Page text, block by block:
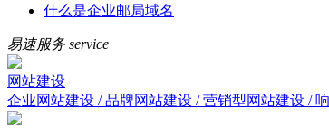
什么是企业邮局域名
易速服务service
网站建设
企业网站建设 / 品牌网站建设 / 营销型网站建设 /